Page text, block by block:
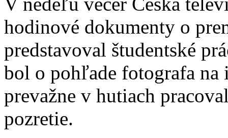
hodinové dokumenty o
predstavoval študentské
bol o pohľade fotografa
prevažne v hutiach
pozretie.